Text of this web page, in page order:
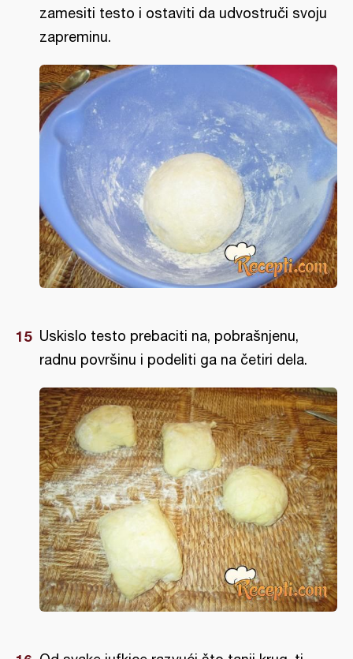
zamesiti testo i ostaviti da udvostruči svoju
zapreminu.
Uskislo testo prebaciti na, pobrašnjenu,
radnu površinu i podeliti ga na četiri dela.